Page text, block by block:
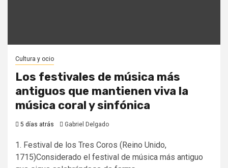
Cultura y ocio
Los festivales de música más
antiguos que mantienen viva la
música coral y sinfónica
5 días atrás Gabriel Delgado
1. Festival de los Tres Coros (Reino Unido,
1715)Considerado el festival de música más antiguo